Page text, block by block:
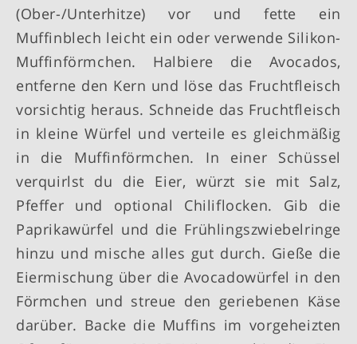
(Ober-/Unterhitze) vor und fette ein
Muffinblech leicht ein oder verwende Silikon-
Muffinförmchen. Halbiere die Avocados,
entferne den Kern und löse das Fruchtfleisch
vorsichtig heraus. Schneide das Fruchtfleisch
in kleine Würfel und verteile es gleichmäßig
in die Muffinförmchen. In einer Schüssel
verquirlst du die Eier, würzt sie mit Salz,
Pfeffer und optional Chiliflocken. Gib die
Paprikawürfel und die Frühlingszwiebelringe
hinzu und mische alles gut durch. Gieße die
Eiermischung über die Avocadowürfel in den
Förmchen und streue den geriebenen Käse
darüber. Backe die Muffins im vorgeheizten